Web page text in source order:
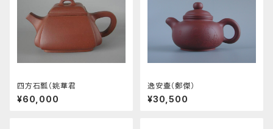
四方石瓢（姚華君
¥60,000
逸安壷（鄭傑）
¥30,500